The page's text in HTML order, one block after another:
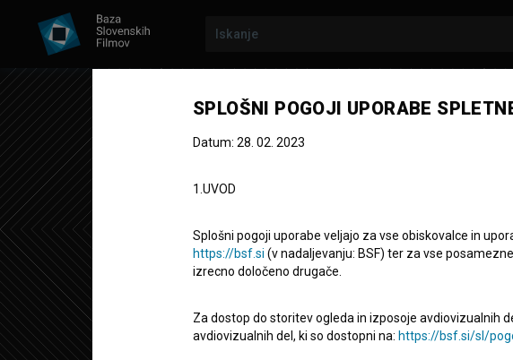
Prejšnja epizoda
POZABLJENI 2. SEZONA|22. EPIZODA
Pozabljeni:
Botaničnega vrta
SPLOŠNI POGOJI UPORABE
Datum: 28. 02. 2023
1.UVOD
Splošni pogoji uporabe veljajo za vse obiskovalce in
https://bsf.si (v nadaljevanju: BSF) ter za vse
izrecno določeno drugače.
Za dostop do storitev ogleda in izposoje avdiovizualnih
avdiovizualnih del, ki so dostopni na: https://bsf.si/sl/